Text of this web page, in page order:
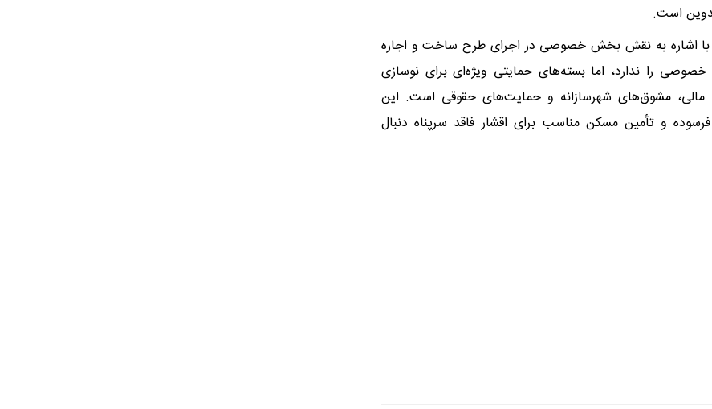
است.
با اشاره به نقش بخش خصوصی در اجرای طرح ساخت و اجاره
را ندارد، اما بسته‌های حمایتی ویژه‌ای برای نوسازی
مشوق‌های شهرسازانه و حمایت‌های حقوقی است. این
و تأمین مسکن مناسب برای اقشار فاقد سرپناه دنبال